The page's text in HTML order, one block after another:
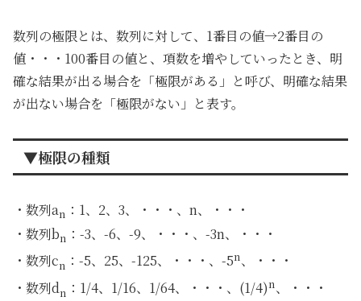
数列の極限とは、数列に対して、1番目の値→2番目の
値・・・100番目の値と、項数を増やしていったとき、明
確な結果が出る場合を「極限がある」と呼び、明確な結果
が出ない場合を「極限がない」と表す。
▼極限の種類
・数列an ：1、2、3、・・・、n、・・・
・数列bn ：-3、-6、-9、・・・、-3n、・・・
・数列cn ：-5、25、-125、・・・、-5n、・・・
・数列dn ：1/4、1/16、1/64、・・・、(1/4)n、・・・